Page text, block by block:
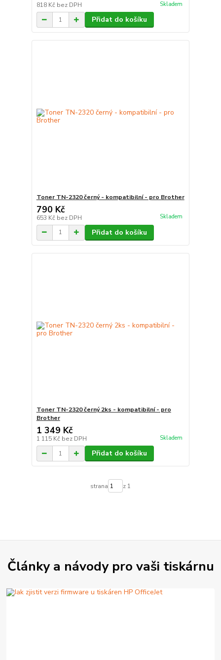
818 Kč bez DPH Skladem
Přidat do košíku
Toner TN-2320 černý - kompatibilní - pro Brother
790 Kč
653 Kč bez DPH Skladem
Přidat do košíku
Toner TN-2320 černý 2ks - kompatibilní - pro
Brother
1 349 Kč
1 115 Kč bez DPH Skladem
Přidat do košíku
strana z 1
Články a návody pro vaši tiskárnu